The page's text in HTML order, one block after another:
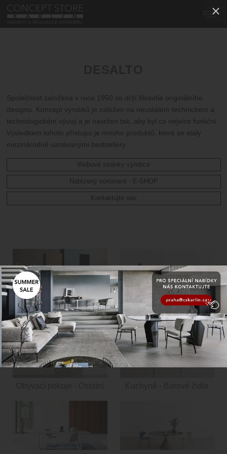
Společnost založena v roce 1950 se drží filosofie originálního
designu. Koncept výrobků je založen na neustálém technickém a
technologickém vývoji a je navržen tak, aby byl co nejvíce funkční.
Výsledkem tohoto přístupu je mnoho produktů, které se staly
mezinárodně uznávanými bestsellery.
Webové stránky výrobce
Nabízený sortiment - E-SHOP
Kontaktujte nás
Obývací pokoje -
Knihovny
Obývací pokoje -
Konferenční stoly